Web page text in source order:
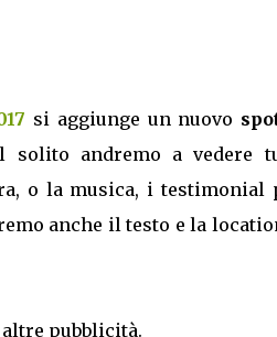
si aggiunge un nuovo
solito andremo a vedere
o la musica, i testimonial
anche il testo e la
pubblicità.